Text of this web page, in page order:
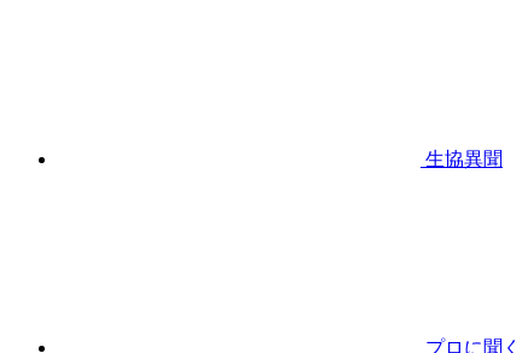
生協異聞
プロに聞く